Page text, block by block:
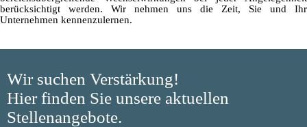
berücksichtigt werden. Wir nehmen uns die Zeit, Sie und Ihr
Unternehmen kennenzulernen.
Wir suchen Verstärkung!
Hier finden Sie unsere aktuellen
Stellenangebote.